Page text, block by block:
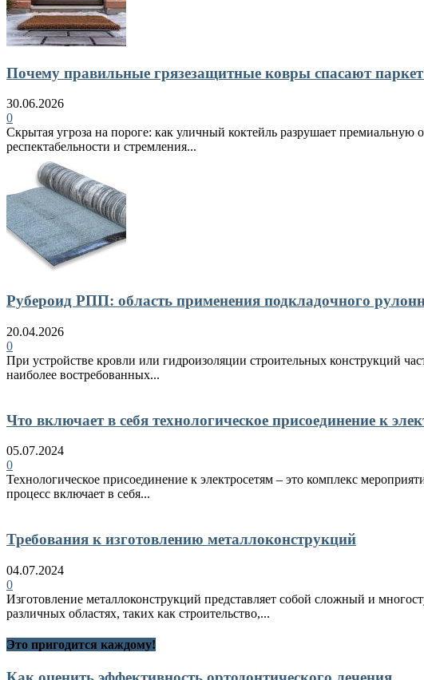
Почему правильные грязезащитные ковры спасают
30.06.2026
0
Скрытая угроза на пороге: как уличный коктейль разрушает премиальную
респектабельности и стремления...
Рубероид РПП: область применения подкладочного
20.04.2026
0
При устройстве кровли или гидроизоляции строительных конструкций
наиболее востребованных...
Что включает в себя технологическое присоединение к
05.07.2024
0
Технологическое присоединение к электросетям – это комплекс
процесс включает в себя...
Требования к изготовлению металлоконструкций
04.07.2024
0
Изготовление металлоконструкций представляет собой сложный и
различных областях, таких как строительство,...
Это пригодится каждому!